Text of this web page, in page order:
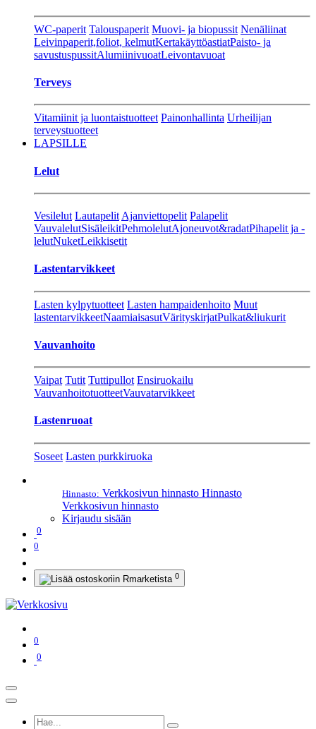
WC-paperit Talouspaperit Muovi- ja biopussit Nenäliinat
Leivinpaperit,foliot, kelmutKertakäyttöastiatPaisto- ja
savustuspussitAlumiinivuoatLeivontavuoat
Terveys
Vitamiinit ja luontaistuotteet Painonhallinta Urheilijan
terveystuotteet
LAPSILLE
Lelut
Vesilelut Lautapelit Ajanviettopelit Palapelit
VauvalelutSisäleikitPehmolelutAjoneuvot&radatPihapelit ja -
lelutNuketLeikkisetit
Lastentarvikkeet
Lasten kylpytuotteet Lasten hampaidenhoito Muut
lastentarvikkeetNaamiaisasutVärityskirjatPulkat&liukurit
Vauvanhoito
Vaipat Tutit Tuttipullot Ensiruokailu
VauvanhoitotuotteetVauvatarvikkeet
Lastenruoat
Soseet Lasten purkkiruoka
Hinnasto: Verkkosivun hinnasto Hinnasto
Verkkosivun hinnasto
Kirjaudu sisään
0
0
0
0
0